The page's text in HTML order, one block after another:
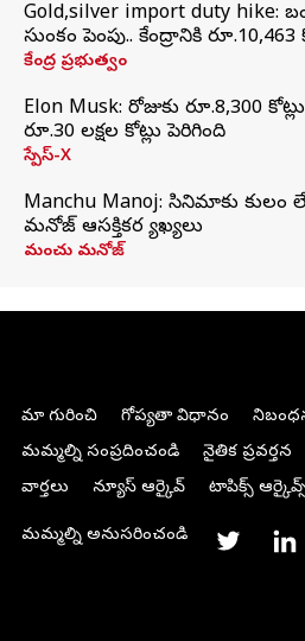
Gold,silver import duty hike:
సుంకం పెంపు.. కేంద్రానికి
కేంద్ర ప్రభుత్వం
Elon Musk: రోజుకు రూ.8,300
రూ.30 లక్షల కోట్లు పెరిగింది
స్పేస్-X
Manchu Manoj: సినిమాకు కులం
మనోజ్‌ ఆసక్తికర వ్యాఖ్యలు
మంచు మనోజ్
మా గురించి గోప్యతా విధానం
మమ్మల్ని సంప్రదించండి
నైతిక ప్రవర్తన
వార్తలు
న్యూస్ ఆర్కైవ్ టాపిక్స్
మమ్మల్ని అనుసరించండి